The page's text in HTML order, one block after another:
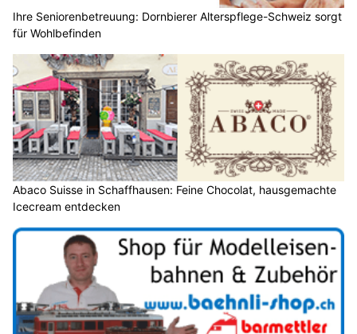
Ihre Seniorenbetreuung: Dornbierer Alterspflege-Schweiz sorgt
für Wohlbefinden
Abaco Suisse in Schaffhausen: Feine Chocolat, hausgemachte
Icecream entdecken